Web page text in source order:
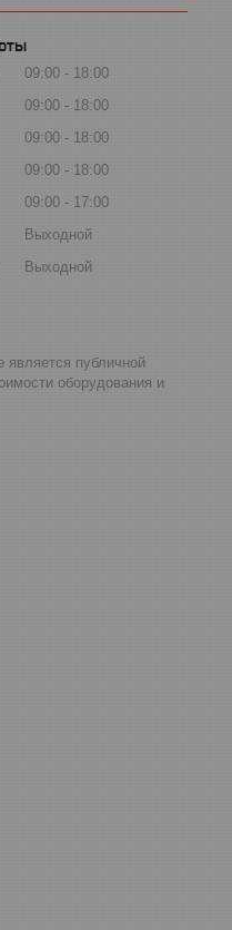
09:00
18:00
09:00
18:00
09:00
18:00
09:00
18:00
09:00
17:00
Выходной
Выходной
публичной
оборудования и